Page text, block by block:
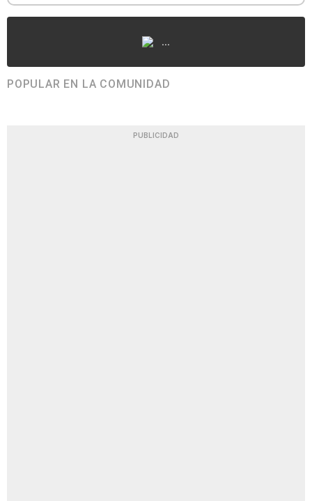
...
POPULAR EN LA COMUNIDAD
PUBLICIDAD